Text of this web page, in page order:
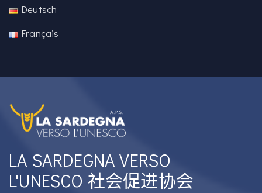
Deutsch
Français
LA SARDEGNA VERSO
L'UNESCO 社会促进协会